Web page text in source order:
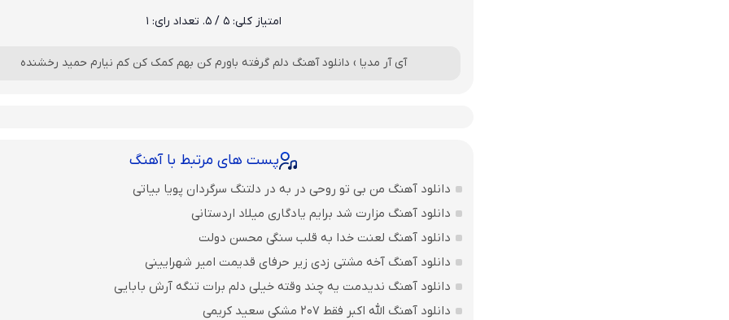
امتیاز کلی:5 / 5. تعداد رای: 1
آی آر مدیا › دانلود آهنگ دلم گرفته باورم کن بهم کمک کن کم نیارم حمید رخشنده
پست های مرتبط با آهنگ
دانلود آهنگ من بی تو روحی در به در دلتنگ سرگردان پویا بیاتی
دانلود آهنگ مزارت شد برایم یادگاری میلاد اردستانی
دانلود آهنگ لعنت خدا به قلب سنگی محسن دولت
دانلود آهنگ آخه مشتی زدی زیر حرفای قدیمت امیر شهرایینی
دانلود آهنگ ندیدمت یه چند وقته خیلی دلم برات تنگه آرش بابایی
دانلود آهنگ الله اکبر فقط 207 مشکی سعید کریمی